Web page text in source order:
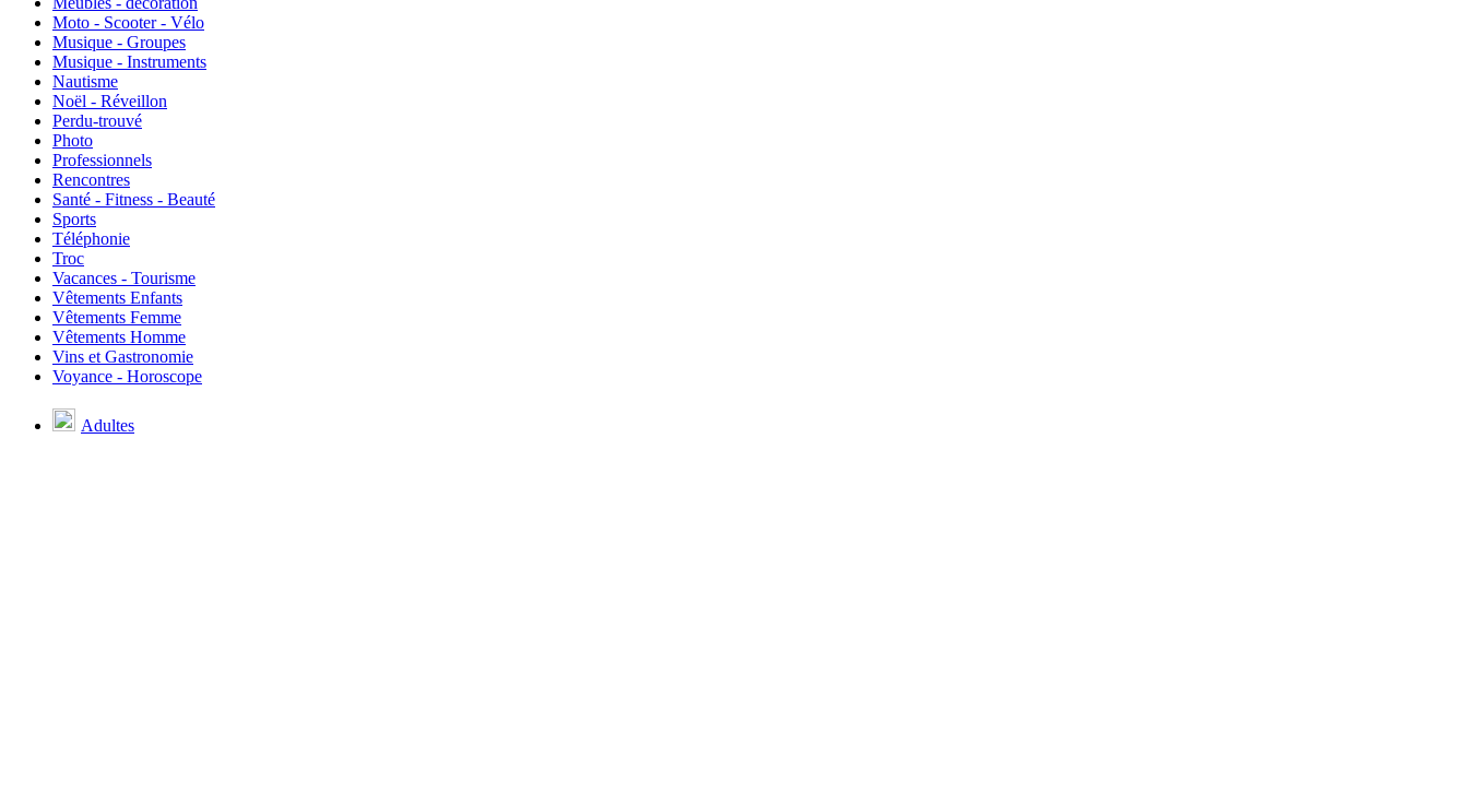
Moto - Scooter - Vélo
Musique - Groupes
Musique - Instruments
Nautisme
Noël - Réveillon
Perdu-trouvé
Photo
Professionnels
Rencontres
Santé - Fitness - Beauté
Sports
Téléphonie
Troc
Vacances - Tourisme
Vêtements Enfants
Vêtements Femme
Vêtements Homme
Vins et Gastronomie
Voyance - Horoscope
Adultes